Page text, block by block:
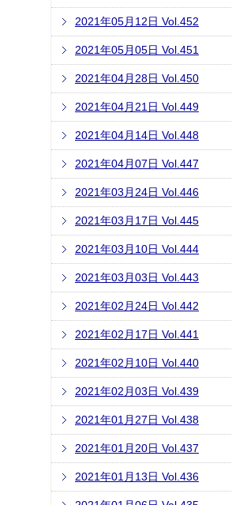
2021年05月12日 Vol.452
2021年05月05日 Vol.451
2021年04月28日 Vol.450
2021年04月21日 Vol.449
2021年04月14日 Vol.448
2021年04月07日 Vol.447
2021年03月24日 Vol.446
2021年03月17日 Vol.445
2021年03月10日 Vol.444
2021年03月03日 Vol.443
2021年02月24日 Vol.442
2021年02月17日 Vol.441
2021年02月10日 Vol.440
2021年02月03日 Vol.439
2021年01月27日 Vol.438
2021年01月20日 Vol.437
2021年01月13日 Vol.436